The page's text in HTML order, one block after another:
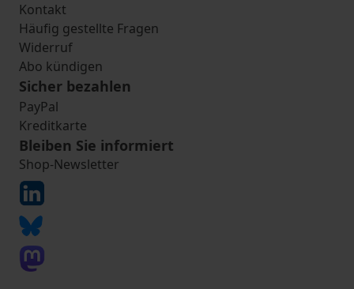
Kontakt
Häufig gestellte Fragen
Widerruf
Abo kündigen
Sicher bezahlen
PayPal
Kreditkarte
Bleiben Sie informiert
Shop-Newsletter